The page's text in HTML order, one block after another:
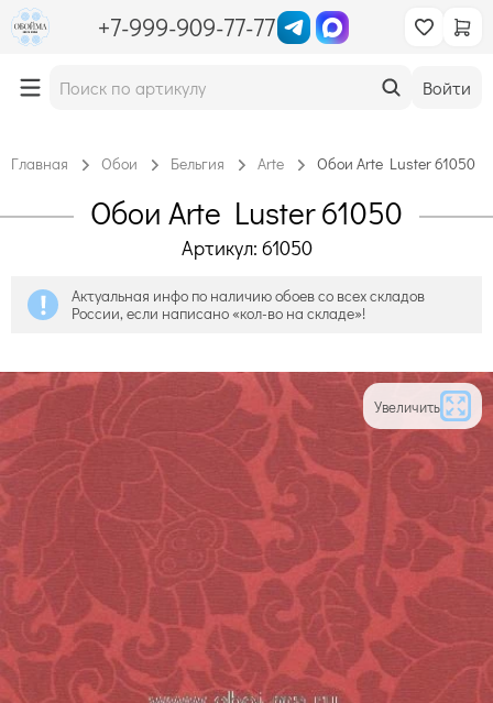
+7-999-909-77-77
Войти
Главная Обои Бельгия Arte Обои Arte Luster 61050
Обои Arte Luster 61050
Артикул: 61050
Актуальная инфо по наличию обоев со всех складов
России, если написано «кол-во на складе»!
Увеличить